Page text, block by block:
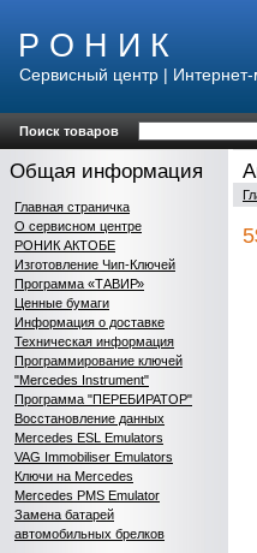
Р О Н И К
Сервисный центр | Интернет-
Поиск товаров
Общая информация
Главная страничка
О сервисном центре
РОНИК АКТОБЕ
Изготовление Чип-Ключей
Программа «ТАВИР»
Ценные бумаги
Информация о доставке
Техническая информация
Программирование ключей
"Mercedes Instrument"
Программа "ПЕРЕБИРАТОР"
Восстановление данных
Mercedes ESL Emulators
VAG Immobiliser Emulators
Ключи на Mercedes
Mercedes PMS Emulator
Замена батарей
автомобильных брелков